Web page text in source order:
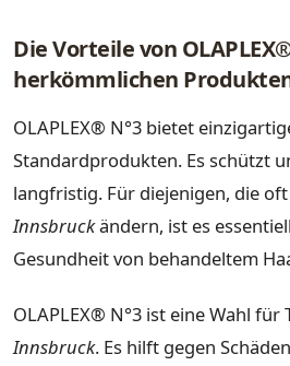
Die Vorteile von
herkömmlichen
OLAPLEX® N°3 bietet
Standardprodukten. Es schützt
langfristig. Für diejenigen, die
Innsbruckändern, ist es
Gesundheit von behandeltem
OLAPLEX® N°3 ist eine Wahl für
Innsbruck. Es hilft gegen